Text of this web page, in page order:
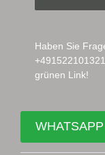
Haben Sie
grünen Link!